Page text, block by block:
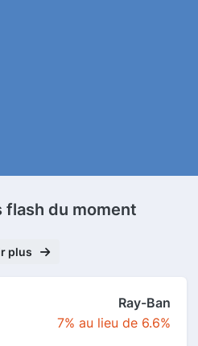
flash du moment
plus
Ray-Ban
7% au lieu de 6.6%